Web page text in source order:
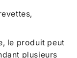
le produit peut
plusieurs